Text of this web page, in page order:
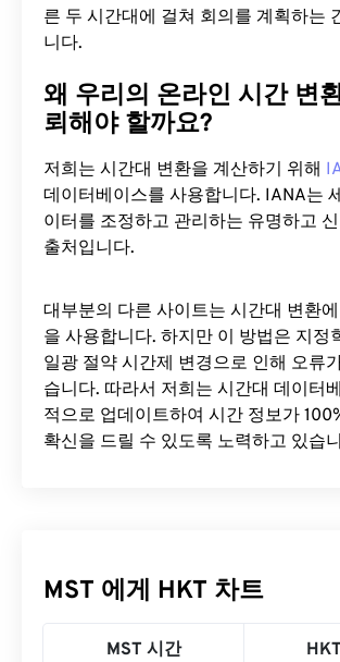
른 두 시간대에 걸쳐 회의를 계획하는
니다.
왜 우리의 온라인 시간 변
뢰해야 할까요?
저희는 시간대 변환을 계산하기 위해
데이터베이스를 사용합니다. IANA는
이터를 조정하고 관리하는 유명하고
출처입니다.
대부분의 다른 사이트는 시간대 변환
을 사용합니다. 하지만 이 방법은 지정
일광 절약 시간제 변경으로 인해 오류
습니다. 따라서 저희는 시간대 데이터
적으로 업데이트하여 시간 정보가
확신을 드릴 수 있도록 노력하고 있습
MST 에게 HKT 차트
MST 시간